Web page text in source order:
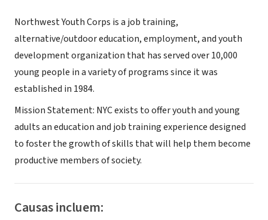
Northwest Youth Corps is a job training,
alternative/outdoor education, employment, and youth
development organization that has served over 10,000
young people in a variety of programs since it was
established in 1984.
Mission Statement: NYC exists to offer youth and young
adults an education and job training experience designed
to foster the growth of skills that will help them become
productive members of society.
Causas incluem: